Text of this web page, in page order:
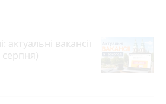
вакансії